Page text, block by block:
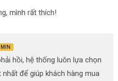
mình rất thích!
hồi, hệ thống luôn lựa chọn
để giúp khách hàng mua